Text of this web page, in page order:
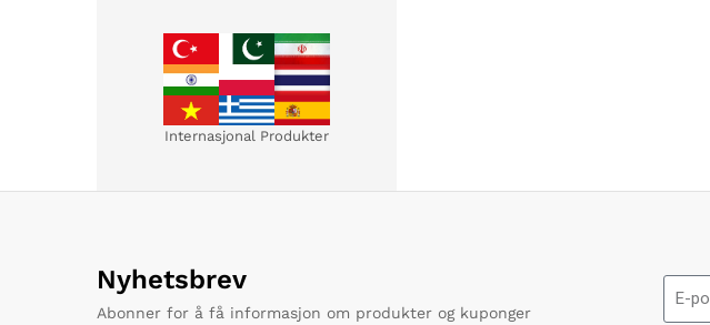
Internasjonal Produkter
Nyhetsbrev
Abonner for å få informasjon om produkter og kuponger